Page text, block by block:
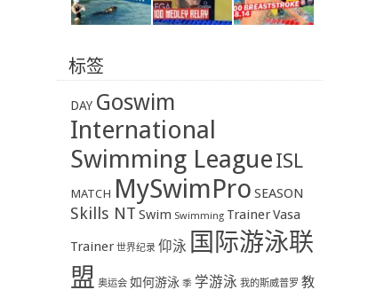
标签
DAY Goswim
International
Swimming LeagueISL
MATCH MySwimPro SEASON
Skills NT Swim Swimming TrainerVasa
Trainer 世界纪录 仰泳 国际游泳联
盟 奥运会 如何游泳 季 学游泳 我的斯威普罗 教